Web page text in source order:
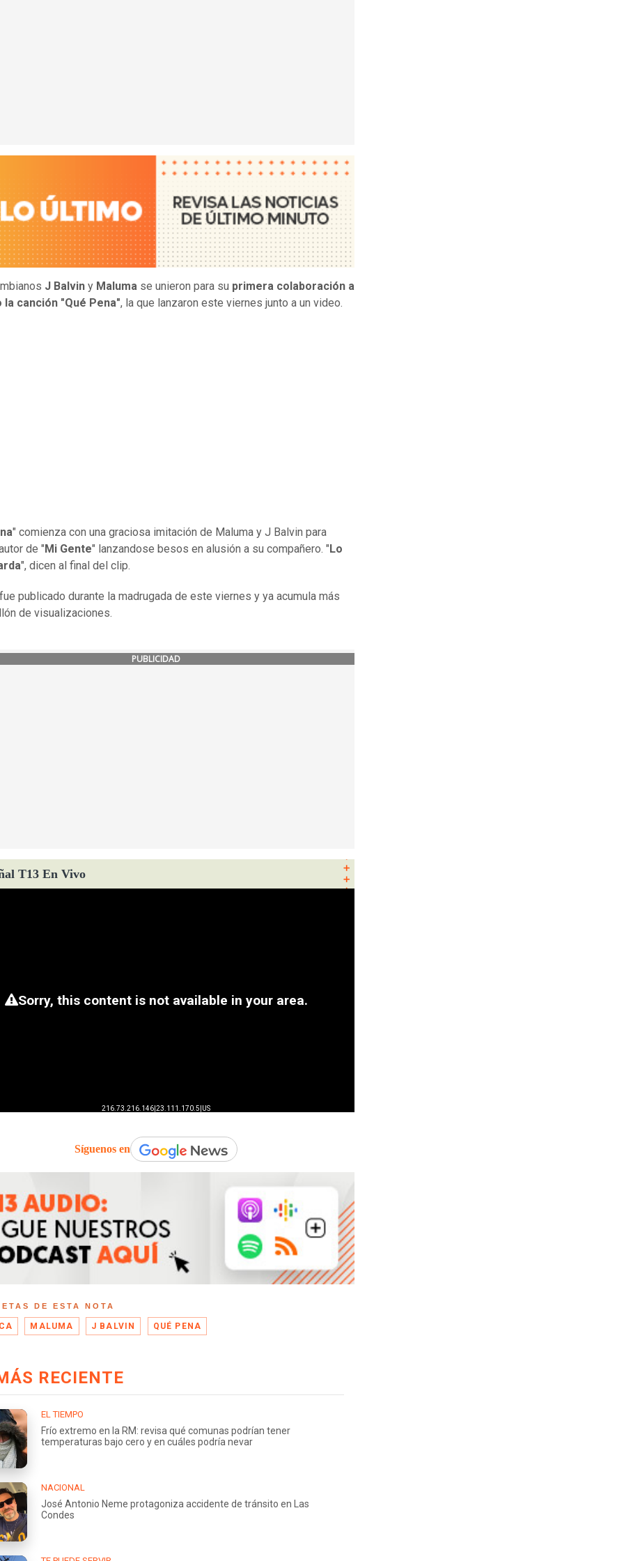
J Balvin y Maluma se unieron para su primera colaboración a
la canción "Qué Pena", la que lanzaron este viernes junto a un video.
" comienza con una graciosa imitación de Maluma y J Balvin para
de " Mi Gente" lanzandose besos en alusión a su compañero. " Lo
", dicen al final del clip.
publicado durante la madrugada de este viernes y ya acumula más
de visualizaciones.
PUBLICIDAD
T13 En Vivo
Síguenos en
DE ESTA NOTA
MALUMA J BALVIN QUÉ PENA
RECIENTE
EL TIEMPO
Frío extremo en la RM: revisa qué comunas podrían tener
temperaturas bajo cero y en cuáles podría nevar
NACIONAL
José Antonio Neme protagoniza accidente de tránsito en Las
Condes